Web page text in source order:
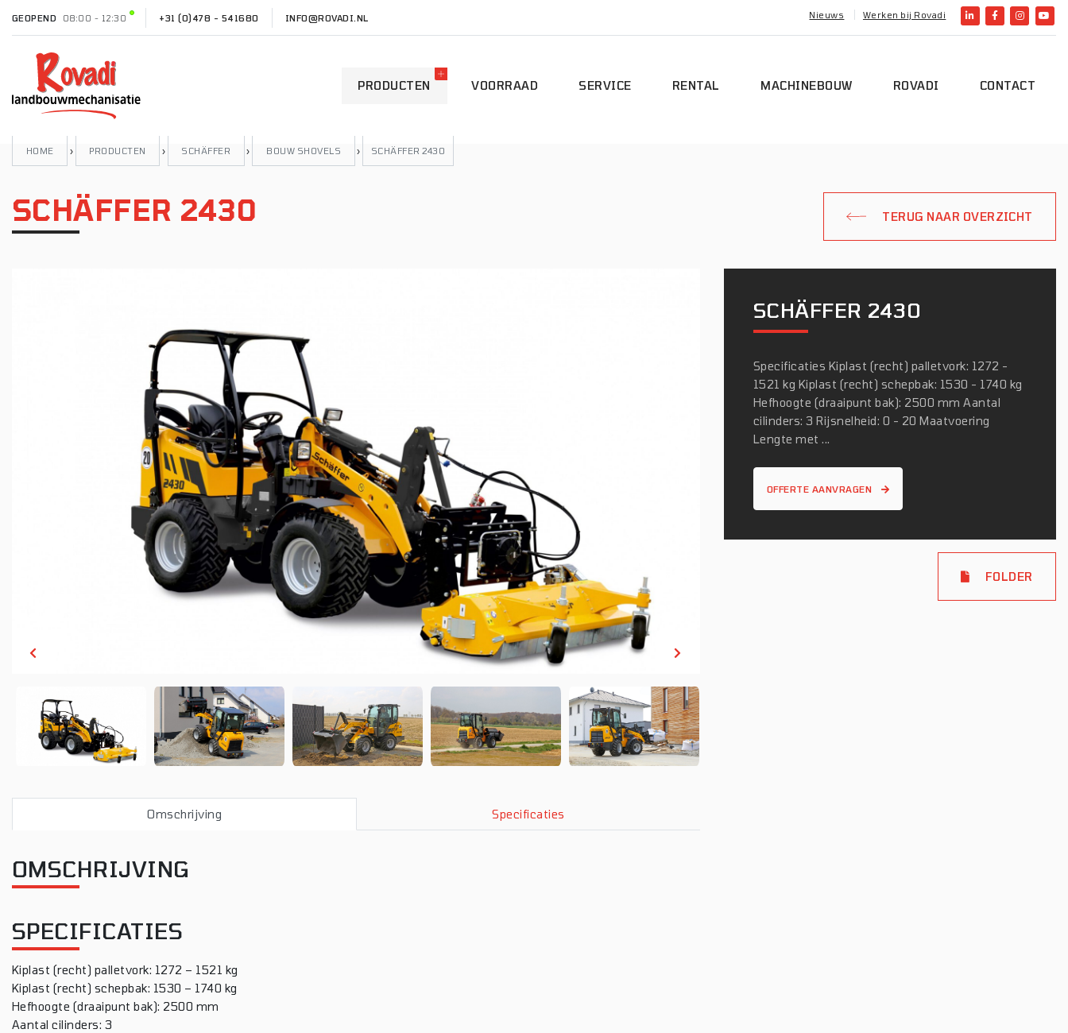
GEOPEND 08:00 - 12:30 +31 (0)478 - 541680 INFO@ROVADI.NL Nieuws Werken bij Rovadi
PRODUCTEN VOORRAAD SERVICE RENTAL MACHINEBOUW ROVADI CONTACT
HOME › PRODUCTEN › SCHÄFFER › BOUW SHOVELS › SCHÄFFER 2430
SCHÄFFER 2430 TERUG NAAR OVERZICHT
Omschrijving Specificaties
OMSCHRIJVING
SPECIFICATIES
Kiplast (recht) palletvork: 1272 – 1521 kg
Kiplast (recht) schepbak: 1530 – 1740 kg
Hefhoogte (draaipunt bak): 2500 mm
Aantal cilinders: 3
SCHÄFFER 2430
Specificaties Kiplast (recht) palletvork: 1272 -
1521 kg Kiplast (recht) schepbak: 1530 - 1740 kg
Hefhoogte (draaipunt bak): 2500 mm Aantal
cilinders: 3 Rijsnelheid: 0 - 20 Maatvoering
Lengte met ...
OFFERTE AANVRAGEN
FOLDER